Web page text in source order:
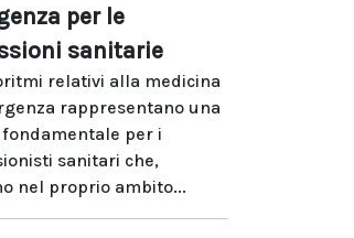
per le
sanitarie
relativi alla medicina
rappresentano una
per i
sanitari che,
nel proprio ambito...